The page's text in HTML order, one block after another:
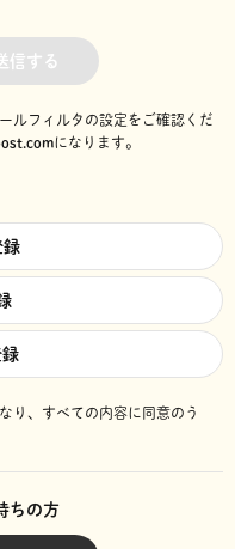
信する
ルフィルタの設定をご確認くだ
になります。
録
り、 すべての内容に同意のう
ちの方